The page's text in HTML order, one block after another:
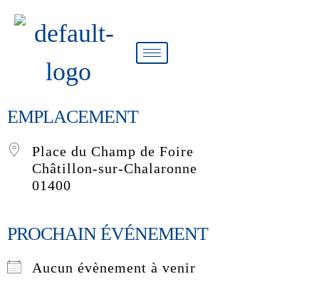
EMPLACEMENT
Place du Champ de Foire
Châtillon-sur-Chalaronne
01400
PROCHAIN ÉVÉNEMENT
Aucun évènement à venir